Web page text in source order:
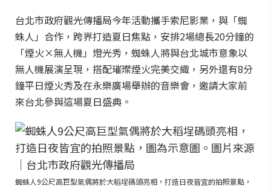
台北市政府觀光傳播局今年活動攜手索尼影業，與「蜘
蛛人」合作，跨界打造夏日焦點，安排2場總長20分鐘的
「煙火×無人機」燈光秀，蜘蛛人將與台北城市意象以
無人機展演呈現，搭配璀璨煙火完美交織，另外還有8分
鐘平日煙火秀及在永樂廣場舉辦的音樂會，邀請大家前
來台北參與這場夏日盛典。
蜘蛛人9公尺高巨型氣偶將於大稻埕碼頭亮相，打造日夜皆宜的拍照景點，